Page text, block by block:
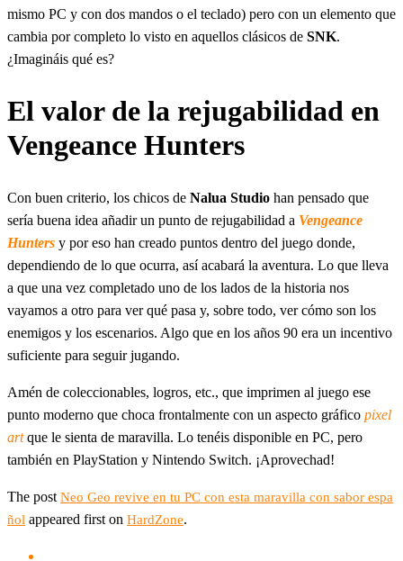
mismo PC y con dos mandos o el teclado) pero con un elemento que
cambia por completo lo visto en aquellos clásicos de SNK.
¿Imagináis qué es?
El valor de la rejugabilidad en
Vengeance Hunters
Con buen criterio, los chicos de Nalua Studio han pensado que
sería buena idea añadir un punto de rejugabilidad a Vengeance
Hunters y por eso han creado puntos dentro del juego donde,
dependiendo de lo que ocurra, así acabará la aventura. Lo que lleva
a que una vez completado uno de los lados de la historia nos
vayamos a otro para ver qué pasa y, sobre todo, ver cómo son los
enemigos y los escenarios. Algo que en los años 90 era un incentivo
suficiente para seguir jugando.
Amén de coleccionables, logros, etc., que imprimen al juego ese
punto moderno que choca frontalmente con un aspecto gráfico pixel
artque le sienta de maravilla. Lo tenéis disponible en PC, pero
también en PlayStation y Nintendo Switch. ¡Aprovechad!
The post Neo Geo revive en tu PC con esta maravilla con sabor espa
ñol appeared first on HardZone.